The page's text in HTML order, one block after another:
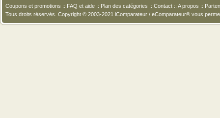
Coupons et promotions :: FAQ et aide :: Plan des catégories :: Contact :: A propos ::
Tous droits réservés. Copyright © 2003-2021 iComparateur / eComparateur® vous